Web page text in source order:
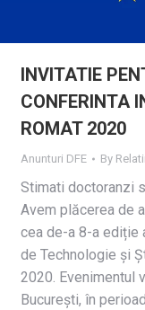
INVITATIE
CONFERINTA
ROMAT 2020
Anunturi DFE By
Stimati doctoranzi
Avem plăcerea de
cea de-a 8-a ediție
de Technologie și
2020. Evenimentul
București, în